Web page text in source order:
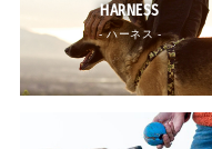
HARNESS
- ハーネス -